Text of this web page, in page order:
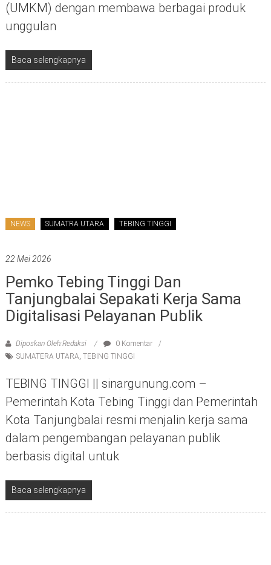
(UMKM) dengan membawa berbagai produk
unggulan
Baca selengkapnya
NEWS SUMATRA UTARA TEBING TINGGI
22 Mei 2026
Pemko Tebing Tinggi Dan
Tanjungbalai Sepakati Kerja Sama
Digitalisasi Pelayanan Publik
Diposkan Oleh:Redaksi
0 Komentar
SUMATERA UTARA TEBING TINGGI
TEBING TINGGI || sinargunung.com –
Pemerintah Kota Tebing Tinggi dan Pemerintah
Kota Tanjungbalai resmi menjalin kerja sama
dalam pengembangan pelayanan publik
berbasis digital untuk
Baca selengkapnya